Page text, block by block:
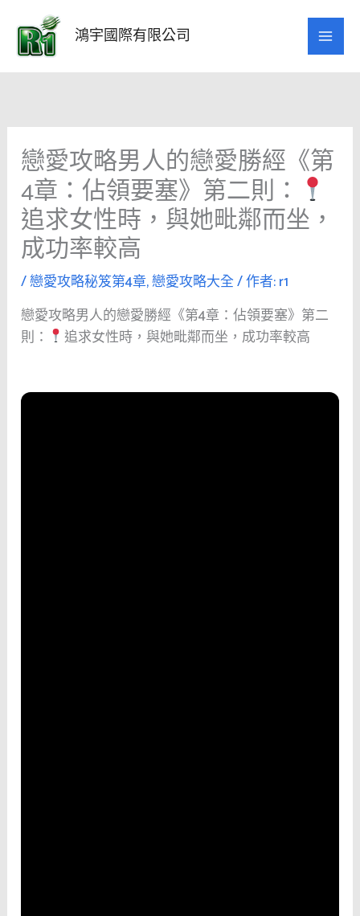
要
鴻宇國際有限公司
戀愛攻略男人的戀愛勝經《第
4章：佔領要塞》第二則：
追求女性時，與她毗鄰而坐，
成功率較高
/戀愛攻略秘笈第4章,戀愛攻略大全/ 作者:r1
戀愛攻略男人的戀愛勝經《第4章：佔領要塞》第二
則：
追求女性時，與她毗鄰而坐，成功率較高